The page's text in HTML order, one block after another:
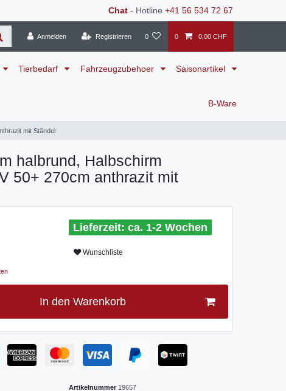
Chat - Hotline +41 56 534 72 67
Anmelden Registrieren 0 0 0,00 CHF
Tierbedarf Fahrzeugzubehoer Saisonartikel
B-Ware
mit Ständer
halbrund, Halbschirm
50+ 270cm anthrazit mit
ca. 1-2 Wochen
Wunschliste
In den Warenkorb
Artikelnummer 19657